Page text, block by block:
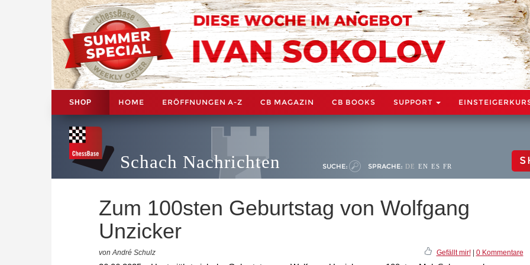
SHOP HOME ERÖFFNUNGEN A-Z CB MAGAZIN CB BOOKS SUPPORT
Schach Nachrichten SUCHE: SPRACHE: DE EN ES FR
Zum 100sten Geburtstag von Wolfgang
Unzicker
von André Schulz Gefällt mir!| 0 Kommentare